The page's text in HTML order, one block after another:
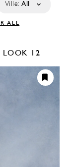
Ville: All
ALL
LOOK 12